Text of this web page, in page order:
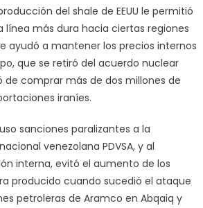
del shale de EEUU le permitió
línea más dura hacia ciertas regiones
ayudó a mantener los precios internos
que se retiró del acuerdo nuclear
de comprar más de dos millones de
iraníes.
sanciones paralizantes a la
venezolana PDVSA, y al
interna, evitó el aumento de los
producido cuando sucedió el ataque
petroleras de Aramco en Abqaiq y